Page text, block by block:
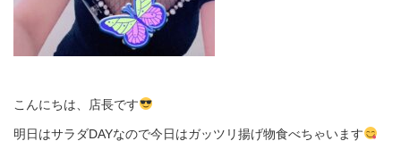
こんにちは、店長です
明日はサラダDAYなので今日はガッツリ揚げ物食べちゃいます